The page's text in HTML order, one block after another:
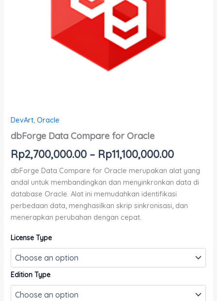
DevArt,Oracle
dbForge Data Compare for Oracle
Rp2,700,000.00 – Rp11,100,000.00
dbForge Data Compare for Oracle merupakan alat yang
andal untuk membandingkan dan menyinkronkan data di
database Oracle. Alat ini memudahkan identifikasi
perbedaan data, menghasilkan skrip sinkronisasi, dan
menerapkan perubahan dengan cepat.
License Type
Edition Type